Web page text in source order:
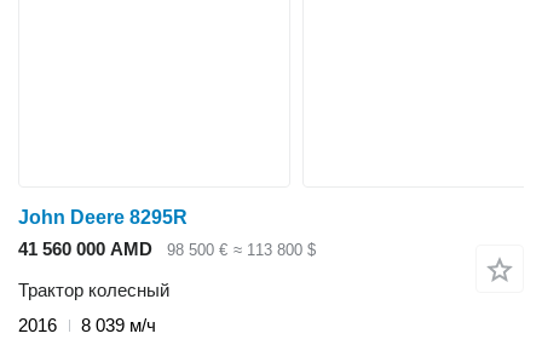
John Deere 8295R
41 560 000 AMD
98 500 € ≈ 113 800 $
Трактор колесный
2016
8 039 м/ч